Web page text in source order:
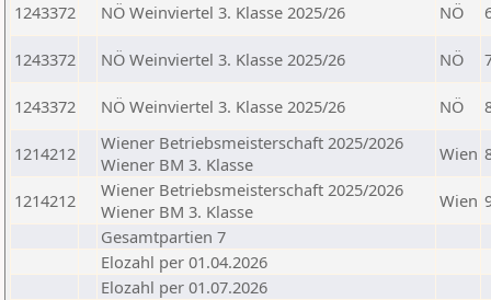
1243372 NÖ Weinviertel 3. Klasse 2025/26 NÖ
1243372 NÖ Weinviertel 3. Klasse 2025/26 NÖ
1243372 NÖ Weinviertel 3. Klasse 2025/26 NÖ
1214212
Wiener Betriebsmeisterschaft 2025/2026
Wiener BM 3. Klasse
Wien
1214212
Wiener Betriebsmeisterschaft 2025/2026
Wiener BM 3. Klasse
Wien
Gesamtpartien 7
Elozahl per 01.04.2026
Elozahl per 01.07.2026